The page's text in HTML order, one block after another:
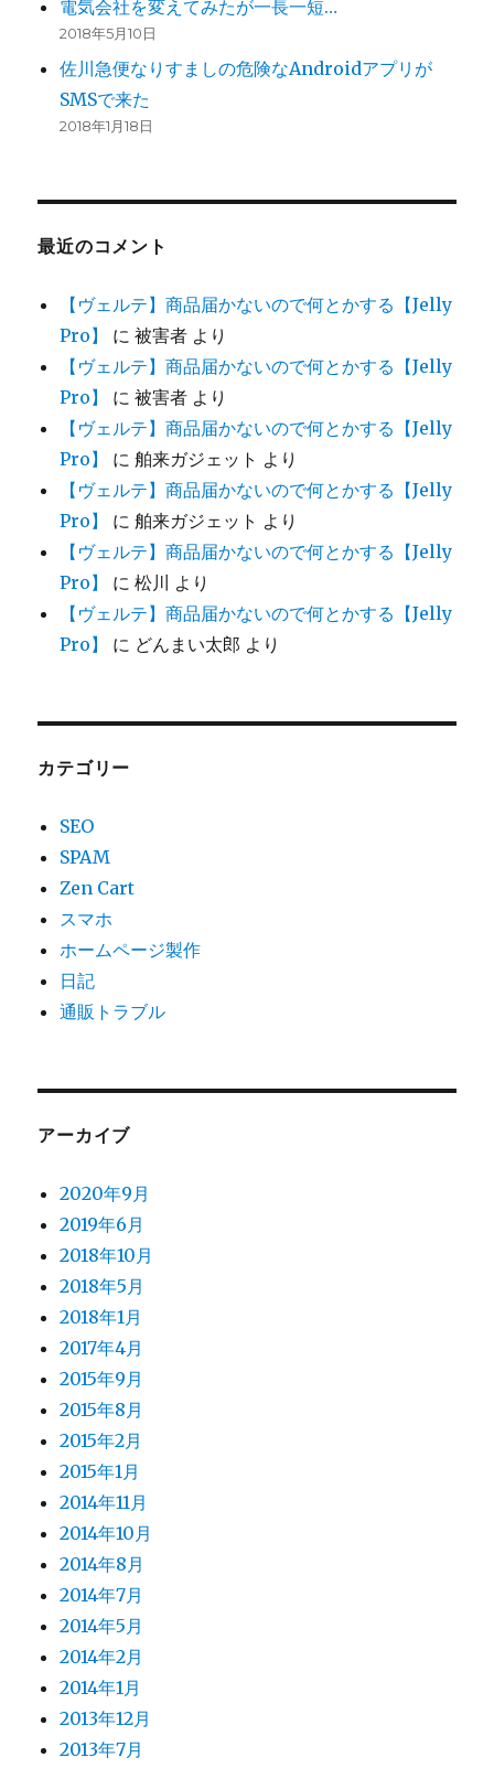
電気会社を変えてみたが一長一短…
2018年5月10日
佐川急便なりすましの危険なAndroidアプリが
SMSで来た
2018年1月18日
最近のコメント
【ヴェルテ】商品届かないので何とかする【Jelly
Pro】
に被害者 より
【ヴェルテ】商品届かないので何とかする【Jelly
Pro】
に被害者 より
【ヴェルテ】商品届かないので何とかする【Jelly
Pro】
に舶来ガジェット より
【ヴェルテ】商品届かないので何とかする【Jelly
Pro】
に舶来ガジェット より
【ヴェルテ】商品届かないので何とかする【Jelly
Pro】
に松川 より
【ヴェルテ】商品届かないので何とかする【Jelly
Pro】
に どんまい太郎 より
カテゴリー
SEO
SPAM
Zen Cart
スマホ
ホームページ製作
日記
通販トラブル
アーカイブ
2020年9月
2019年6月
2018年10月
2018年5月
2018年1月
2017年4月
2015年9月
2015年8月
2015年2月
2015年1月
2014年11月
2014年10月
2014年8月
2014年7月
2014年5月
2014年2月
2014年1月
2013年12月
2013年7月